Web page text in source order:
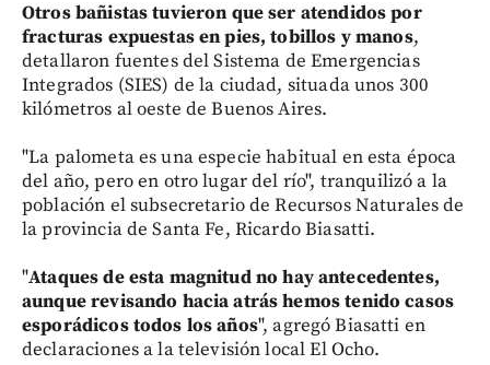
Otros bañistas tuvieron que ser atendidos por
fracturas expuestas en pies, tobillos y manos,
detallaron fuentes del Sistema de Emergencias
Integrados (SIES) de la ciudad, situada unos 300
kilómetros al oeste de Buenos Aires.
"La palometa es una especie habitual en esta época
del año, pero en otro lugar del río", tranquilizó a la
población el subsecretario de Recursos Naturales de
la provincia de Santa Fe, Ricardo Biasatti.
"Ataques de esta magnitud no hay antecedentes,
aunque revisando hacia atrás hemos tenido casos
esporádicos todos los años", agregó Biasatti en
declaraciones a la televisión local El Ocho.